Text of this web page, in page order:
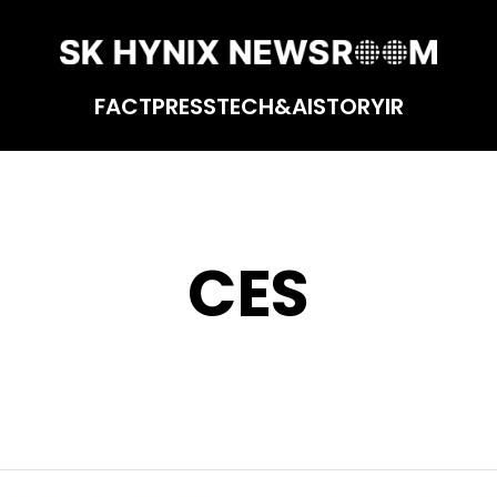
FACTPRESSTECH&AISTORYIR
CES